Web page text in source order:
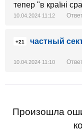
тепер "в країні
10.04.2024 11:12
+21 частный
10.04.2024 11:10
Произошла